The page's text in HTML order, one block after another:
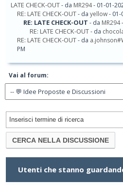
LATE CHECK-OUT- da MR294- 01-01-
RE: LATE CHECK-OUT- da yellow- 01-
RE: LATE CHECK-OUT - da MR294
RE: LATE CHECK-OUT- da
RE: LATE CHECK-OUT- da
PM
Vai al forum:
Utenti che stanno